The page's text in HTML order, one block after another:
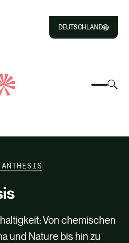
DEUTSCHLAND
Menü
Von chemischen
und Nature bis hin zu